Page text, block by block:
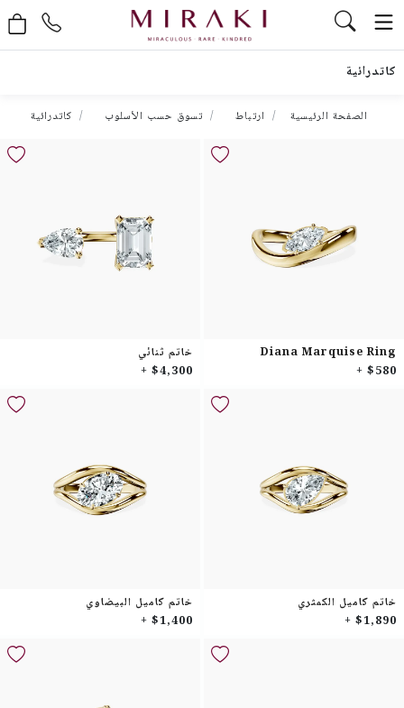
الصفحة الرئيسية ارتباط تسوق حسب الأسلوب كاتدرائية
كاتدرائية
Diana Marquise Ring
$580 +
خاتم ثنائي
$4,300 +
خاتم كاميل الكمثري
$1,890 +
خاتم كاميل البيضاوي
$1,400 +